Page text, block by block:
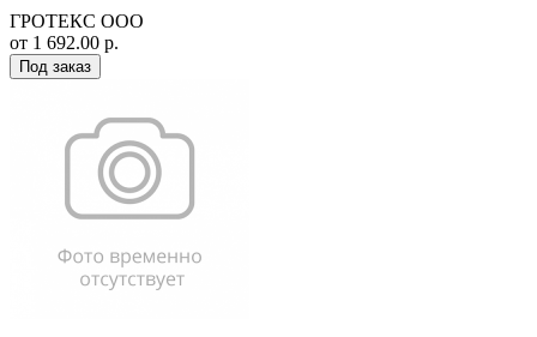
ГРОТЕКС ООО
от 1 692.00 р.
Под заказ